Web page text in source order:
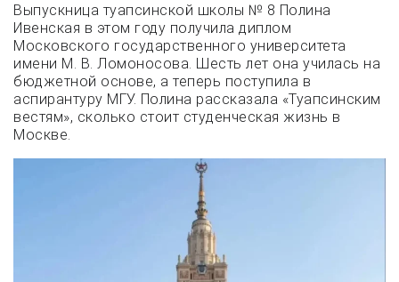
Выпускница туапсинской школы № 8 Полина
Ивенская в этом году получила диплом
Московского государственного университета
имени М. В. Ломоносова. Шесть лет она училась на
бюджетной основе, а теперь поступила в
аспирантуру МГУ. Полина рассказала «Туапсинским
вестям», сколько стоит студенческая жизнь в
Москве.